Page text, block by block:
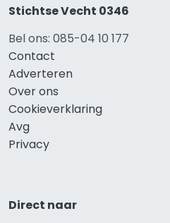
Stichtse Vecht 0346
Bel ons: 085-04 10 177
Contact
Adverteren
Over ons
Cookieverklaring
Avg
Privacy
Direct naar